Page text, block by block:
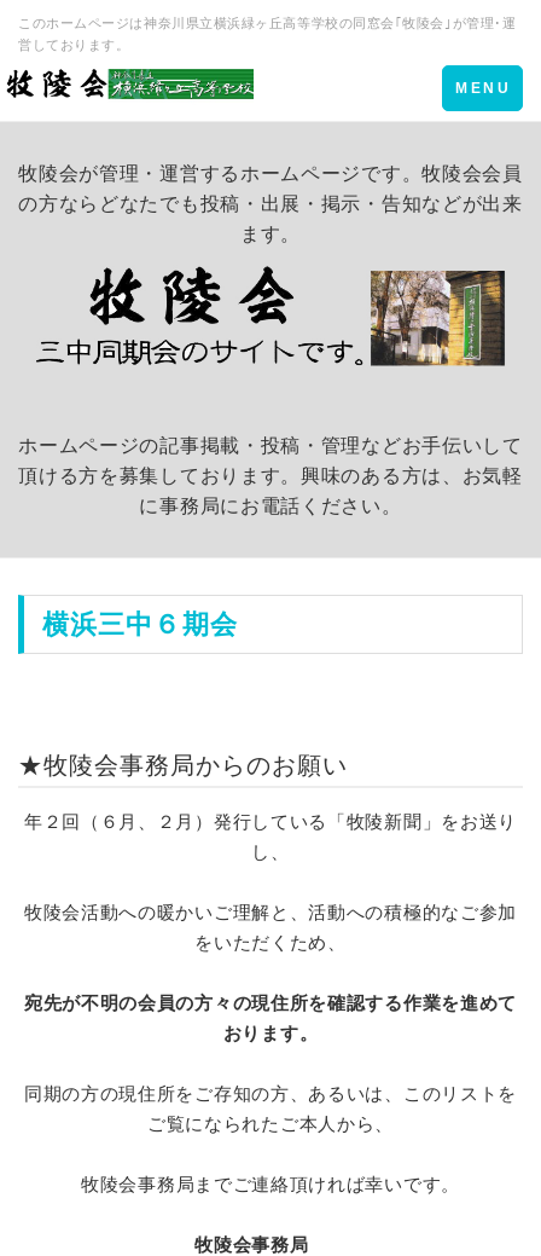
このホームページは神奈川県立横浜緑ヶ丘高等学校の同窓会｢牧陵会｣が管理･運
営しております。
Toggle
navigation
MENU
牧陵会が管理・運営するホームページです。牧陵会会員
の方ならどなたでも投稿・出展・掲示・告知などが出来
ます。
ホームページの記事掲載・投稿・管理などお手伝いして
頂ける方を募集しております。興味のある方は、お気軽
に事務局にお電話ください。
横浜三中６期会
★牧陵会事務局からのお願い
年２回（６月、２月）発行している「牧陵新聞」をお送り
し、
牧陵会活動への暖かいご理解と、活動への積極的なご参加
をいただくため、
宛先が不明の会員の方々の現住所を確認する作業を進めて
おります。
同期の方の現住所をご存知の方、あるいは、このリストを
ご覧になられたご本人から、
牧陵会事務局までご連絡頂ければ幸いです。
牧陵会事務局